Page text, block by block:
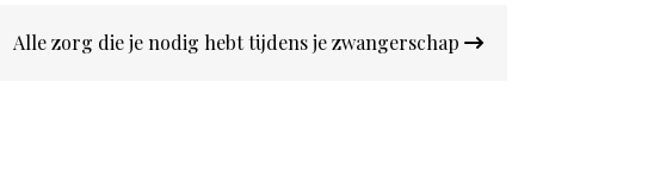
Alle zorg die je nodig hebt tijdens je zwangerschap